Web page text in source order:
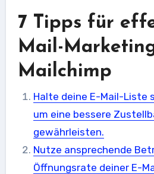
7 Tipps für
Mail-
Mailchimp
Halte deine E-Mail-Liste
um eine bessere
gewährleisten.
Nutze ansprechende
Öffnungsrate deiner E-